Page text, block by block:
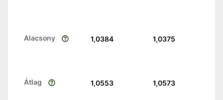
Alacsony 1,0384 1,0375
Átlag 1,0553 1,0573